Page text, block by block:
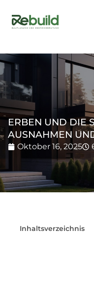
ERBEN UND DIE
AUSNAHMEN
Oktober 16, 2025
Inhaltsverzeichnis